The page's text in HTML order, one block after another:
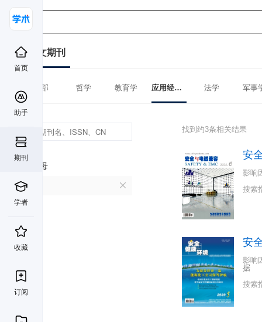
首页
助手
期刊
学者
收藏
订阅
中文期刊
全部 哲学 教育学 应用经济学 法学 军事
首字母
A
找到约3条相关结果
安
影响
搜索
安
影响
据
搜索